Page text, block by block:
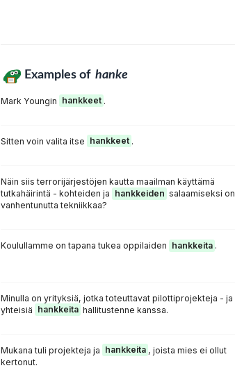
Examples of hanke
Mark Youngin hankkeet .
Sitten voin valita itse hankkeet .
Näin siis terrorijärjestöjen kautta maailman käyttämä
tutkahäirintä - kohteiden ja hankkeiden salaamiseksi on
vanhentunutta tekniikkaa?
Koulullamme on tapana tukea oppilaiden hankkeita .
Minulla on yrityksiä, jotka toteuttavat pilottiprojekteja - ja
yhteisiä hankkeita hallitustenne kanssa.
Mukana tuli projekteja ja hankkeita , joista mies ei ollut
kertonut.